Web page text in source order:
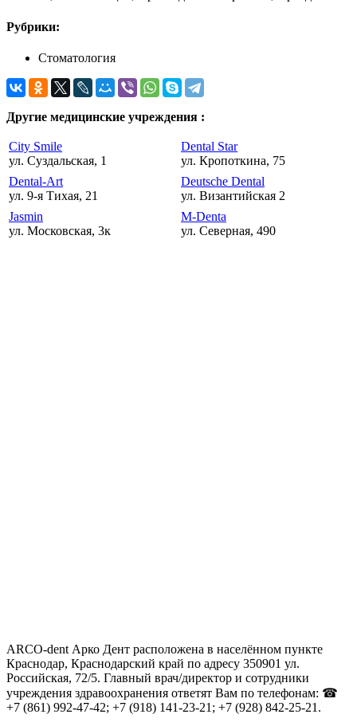
Рубрики:
Стоматология
Другие медицинские учреждения :
City Smile
ул. Суздальская, 1
Dental Star
ул. Кропоткина, 75
Dental-Art
ул. 9-я Тихая, 21
Deutsche Dental
ул. Византийская 2
Jasmin
ул. Московская, 3к
M-Denta
ул. Северная, 490
ARCO-dent Арко Дент расположена в населённом пункте
Краснодар, Краснодарский край по адресу 350901 ул.
Российская, 72/5. Главный врач/директор и сотрудники
учреждения здравоохранения ответят Вам по телефонам: ☎
+7 (861) 992-47-42; +7 (918) 141-23-21; +7 (928) 842-25-21.